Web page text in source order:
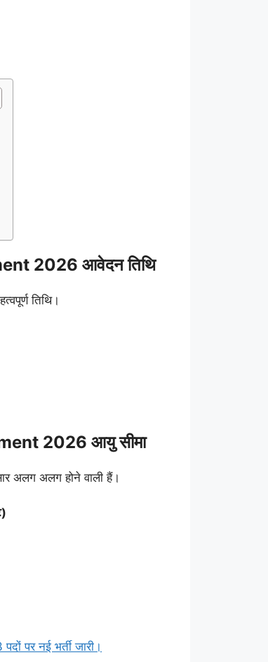
2026 आवेदन तिथि
तिथि।
2026 आयु सीमा
अलग अलग होने वाली हैं।
पर नई भर्ती जारी।